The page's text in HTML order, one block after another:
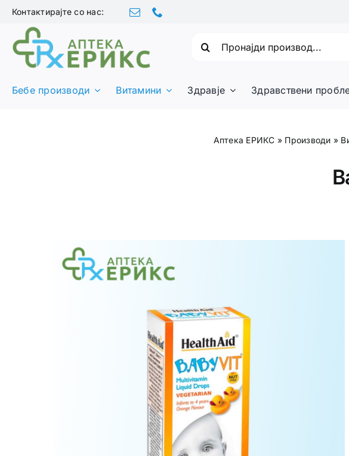
Skip
content
Контактирајте со нас:
Бебе производи Витамини Здравје Здравствени
Аптека ЕРИКС » Производи »